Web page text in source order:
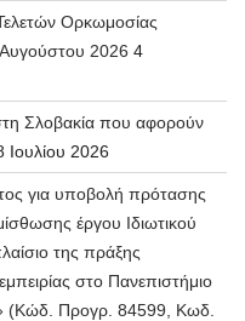
Ορκωμοσίας
Αυγούστου 2026 4
Σλοβακία που αφορούν
Ιουλίου 2026
για υποβολή πρότασης
έργου Ιδιωτικού
της πράξης
στο Πανεπιστήμιο
(Κώδ. Προγρ. 84599, Κωδ.